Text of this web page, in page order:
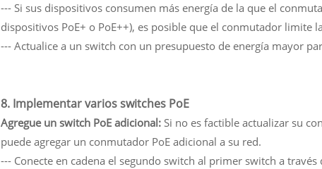
--- Si sus dispositivos consumen más energía de la que el
dispositivos PoE+ o PoE++), es posible que el conmutador limite
--- Actualice a un switch con un presupuesto de energía mayor
8. Implementar varios switches PoE
Agregue un switch PoE adicional: Si no es factible actualizar su
puede agregar un conmutador PoE adicional a su red.
--- Conecte en cadena el segundo switch al primer switch a